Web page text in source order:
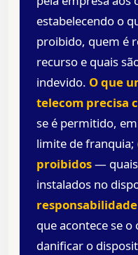
estabelecendo o
proibido, quem é
recurso e quais
indevido. O que
telecom precisa
se é permitido,
limite de franquia;
proibidos—
instalados no
que acontece se
danificar o